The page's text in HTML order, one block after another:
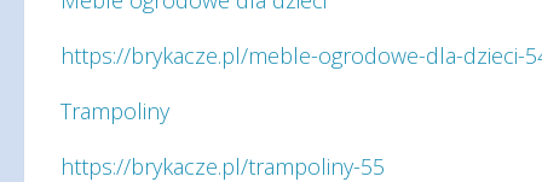
https://brykacze.pl/meble-ogrodowe-dla-dzieci-
Trampoliny
https://brykacze.pl/trampoliny-55